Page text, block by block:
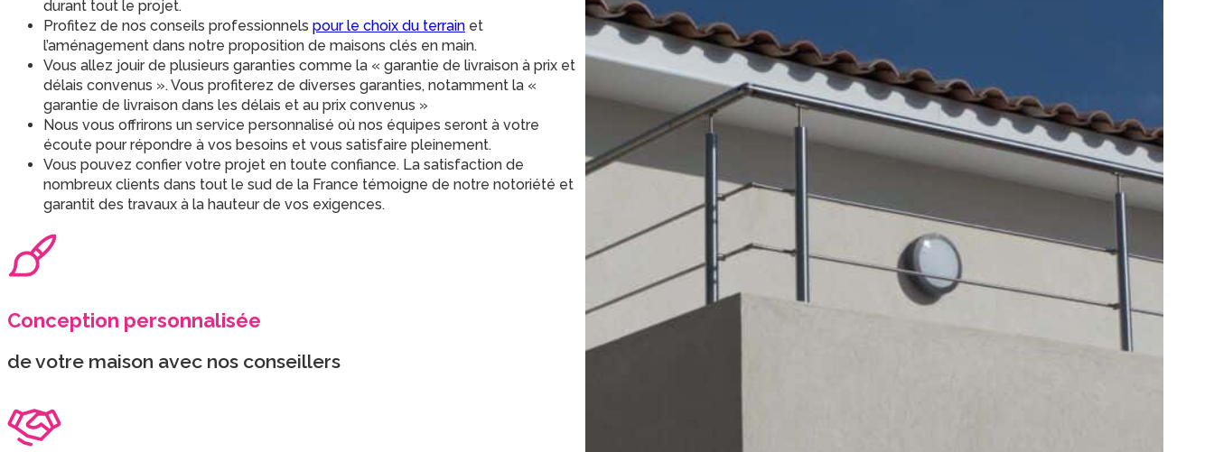
durant tout le projet.
Profitez de nos conseils professionnels pour le choix du terrain et
l’aménagement dans notre proposition de maisons clés en main.
Vous allez jouir de plusieurs garanties comme la « garantie de livraison à prix et
délais convenus ». Vous profiterez de diverses garanties, notamment la «
garantie de livraison dans les délais et au prix convenus »
Nous vous offrirons un service personnalisé où nos équipes seront à votre
écoute pour répondre à vos besoins et vous satisfaire pleinement.
Vous pouvez confier votre projet en toute confiance. La satisfaction de
nombreux clients dans tout le sud de la France témoigne de notre notoriété et
garantit des travaux à la hauteur de vos exigences.
Conception personnalisée
de votre maison avec nos conseillers